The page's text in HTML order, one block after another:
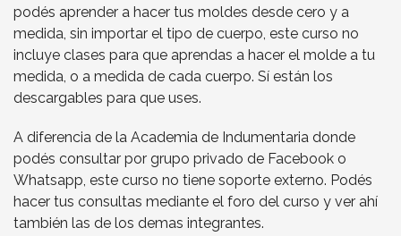
podés aprender a hacer tus moldes desde cero y a
medida, sin importar el tipo de cuerpo, este curso no
incluye clases para que aprendas a hacer el molde a tu
medida, o a medida de cada cuerpo. Sí están los
descargables para que uses.
A diferencia de la Academia de Indumentaria donde
podés consultar por grupo privado de Facebook o
Whatsapp, este curso no tiene soporte externo. Podés
hacer tus consultas mediante el foro del curso y ver ahí
también las de los demas integrantes.